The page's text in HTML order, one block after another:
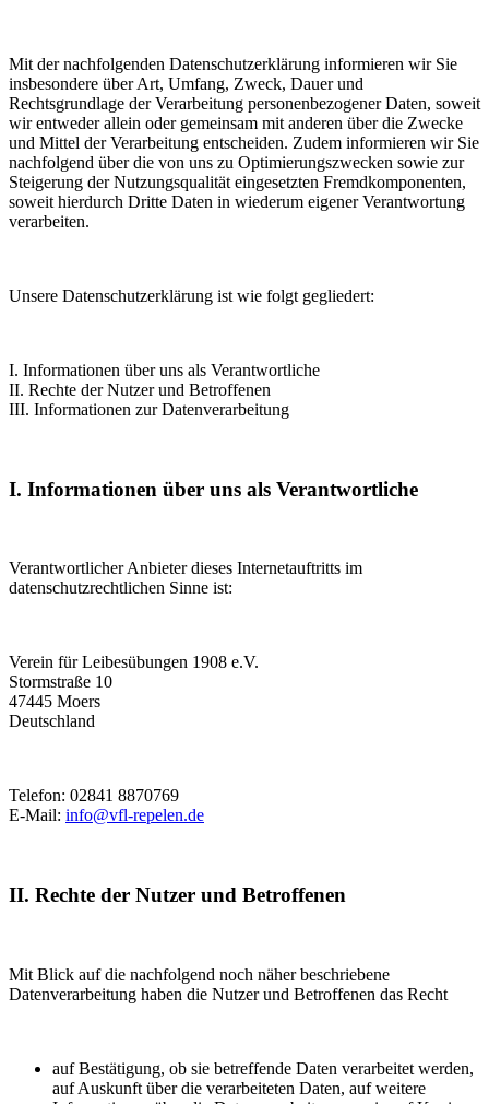
Mit der nachfolgenden Datenschutzerklärung informieren wir Sie
insbesondere über Art, Umfang, Zweck, Dauer und
Rechtsgrundlage der Verarbeitung personenbezogener Daten, soweit
wir entweder allein oder gemeinsam mit anderen über die Zwecke
und Mittel der Verarbeitung entscheiden. Zudem informieren wir Sie
nachfolgend über die von uns zu Optimierungszwecken sowie zur
Steigerung der Nutzungsqualität eingesetzten Fremdkomponenten,
soweit hierdurch Dritte Daten in wiederum eigener Verantwortung
verarbeiten.
Unsere Datenschutzerklärung ist wie folgt gegliedert:
I. Informationen über uns als Verantwortliche
II. Rechte der Nutzer und Betroffenen
III. Informationen zur Datenverarbeitung
I. Informationen über uns als Verantwortliche
Verantwortlicher Anbieter dieses Internetauftritts im
datenschutzrechtlichen Sinne ist:
Verein für Leibesübungen 1908 e.V.
Stormstraße 10
47445 Moers
Deutschland
Telefon: 02841 8870769
E-Mail: info@vfl-repelen.de
II. Rechte der Nutzer und Betroffenen
Mit Blick auf die nachfolgend noch näher beschriebene
Datenverarbeitung haben die Nutzer und Betroffenen das Recht
auf Bestätigung, ob sie betreffende Daten verarbeitet werden,
auf Auskunft über die verarbeiteten Daten, auf weitere